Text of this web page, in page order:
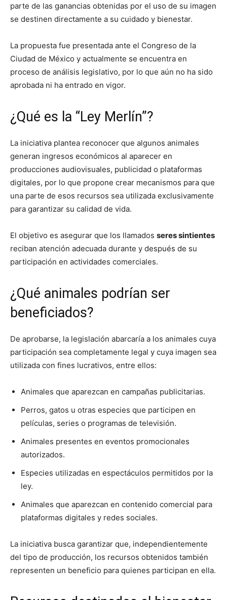
parte de las ganancias obtenidas por el uso de su imagen
se destinen directamente a su cuidado y bienestar.
La propuesta fue presentada ante el Congreso de la
Ciudad de México y actualmente se encuentra en
proceso de análisis legislativo, por lo que aún no ha sido
aprobada ni ha entrado en vigor.
¿Qué es la “Ley Merlín”?
La iniciativa plantea reconocer que algunos animales
generan ingresos económicos al aparecer en
producciones audiovisuales, publicidad o plataformas
digitales, por lo que propone crear mecanismos para que
una parte de esos recursos sea utilizada exclusivamente
para garantizar su calidad de vida.
El objetivo es asegurar que los llamados seres sintientes
reciban atención adecuada durante y después de su
participación en actividades comerciales.
¿Qué animales podrían ser
beneficiados?
De aprobarse, la legislación abarcaría a los animales cuya
participación sea completamente legal y cuya imagen sea
utilizada con fines lucrativos, entre ellos:
Animales que aparezcan en campañas publicitarias.
Perros, gatos u otras especies que participen en
películas, series o programas de televisión.
Animales presentes en eventos promocionales
autorizados.
Especies utilizadas en espectáculos permitidos por la
ley.
Animales que aparezcan en contenido comercial para
plataformas digitales y redes sociales.
La iniciativa busca garantizar que, independientemente
del tipo de producción, los recursos obtenidos también
representen un beneficio para quienes participan en ella.